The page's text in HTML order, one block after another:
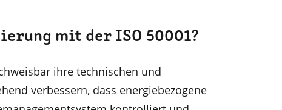
mit der ISO 50001?
ihre technischen und
verbessern, dass energiebezogene